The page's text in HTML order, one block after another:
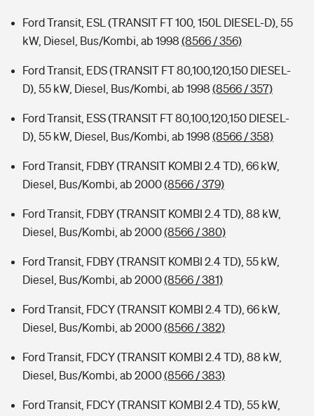
Ford Transit, ESL (TRANSIT FT 100, 150L DIESEL-D), 55
kW, Diesel, Bus/Kombi, ab 1998 (8566 / 356)
Ford Transit, EDS (TRANSIT FT 80,100,120,150 DIESEL-
D), 55 kW, Diesel, Bus/Kombi, ab 1998 (8566 / 357)
Ford Transit, ESS (TRANSIT FT 80,100,120,150 DIESEL-
D), 55 kW, Diesel, Bus/Kombi, ab 1998 (8566 / 358)
Ford Transit, FDBY (TRANSIT KOMBI 2.4 TD), 66 kW,
Diesel, Bus/Kombi, ab 2000(8566 / 379)
Ford Transit, FDBY (TRANSIT KOMBI 2.4 TD), 88 kW,
Diesel, Bus/Kombi, ab 2000(8566 / 380)
Ford Transit, FDBY (TRANSIT KOMBI 2.4 TD), 55 kW,
Diesel, Bus/Kombi, ab 2000(8566 / 381)
Ford Transit, FDCY (TRANSIT KOMBI 2.4 TD), 66 kW,
Diesel, Bus/Kombi, ab 2000(8566 / 382)
Ford Transit, FDCY (TRANSIT KOMBI 2.4 TD), 88 kW,
Diesel, Bus/Kombi, ab 2000(8566 / 383)
Ford Transit, FDCY (TRANSIT KOMBI 2.4 TD), 55 kW,